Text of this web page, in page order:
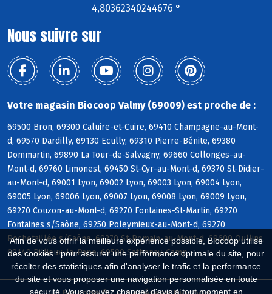
Afin de vous offrir la meilleure expérience possible, Biocoop utilise
des cookies : pour assurer une performance optimale du site, pour
récolter des statistiques afin d'analyser le trafic et la performance
du site et vous proposer une navigation personnalisée en toute
sécurité. Vous pouvez changer d'avis à tout moment en
4,80362340244676 °
Nous suivre sur
Votre magasin Biocoop Valmy (69009) est proche de :
69500 Bron, 69300 Caluire-et-Cuire, 69410 Champagne-au-Mont-
d, 69570 Dardilly, 69130 Ecully, 69310 Pierre-Bénite, 69380
Dommartin, 69890 La Tour-de-Salvagny, 69660 Collonges-au-
Mont-d, 69760 Limonest, 69450 St-Cyr-au-Mont-d, 69370 St-Didier-
au-Mont-d, 69001 Lyon, 69002 Lyon, 69003 Lyon, 69004 Lyon,
69005 Lyon, 69006 Lyon, 69007 Lyon, 69008 Lyon, 69009 Lyon,
69270 Couzon-au-Mont-d, 69270 Fontaines-St-Martin, 69270
Fontaines s/Saône, 69250 Poleymieux-au-Mont-d, 69270
Rochetaillée s/Saône, 69270 St-Romain-au-Mont-d, 69600 Oullins,
69140 Rillieux-la-Pape, 69580 Sathonay-Camp